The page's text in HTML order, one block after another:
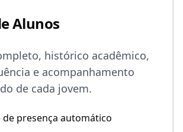
Alunos
histórico acadêmico,
e acompanhamento
de cada jovem.
de presença automático